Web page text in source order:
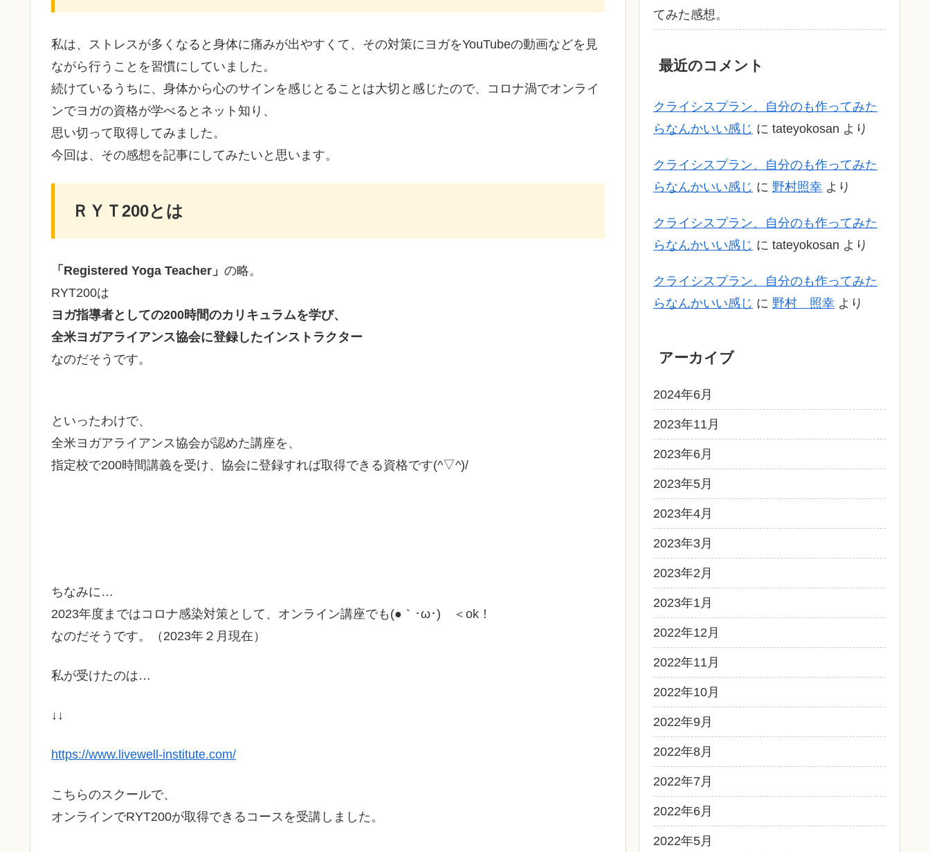
私は、ストレスが多くなると身体に痛みが出やすくて、その対策にヨガをYouTubeの動画などを見
ながら行うことを習慣にしていました。
続けているうちに、身体から心のサインを感じとることは大切と感じたので、コロナ渦でオンライ
ンでヨガの資格が学べるとネット知り、
思い切って取得してみました。
今回は、その感想を記事にしてみたいと思います。
ＲＹＴ200とは
「Registered Yoga Teacher」 の略。
RYT200は
ヨガ指導者としての200時間のカリキュラムを学び、
全米ヨガアライアンス協会に登録したインストラクター
なのだそうです。
といったわけで、
全米ヨガアライアンス協会が認めた講座を、
指定校で200時間講義を受け、協会に登録すれば取得できる資格です(^▽^)/
ちなみに…
2023年度まではコロナ感染対策として、オンライン講座でも(●｀･ω･)ゞ＜ok！
なのだそうです。（2023年２月現在）
私が受けたのは…
↓↓
https://www.livewell-institute.com/
こちらのスクールで、
オンラインでRYT200が取得できるコースを受講しました。
てみた感想。
最近のコメント
クライシスプラン、自分のも作ってみた
らなんかいい感じ に tateyokosan より
クライシスプラン、自分のも作ってみた
らなんかいい感じ に 野村照幸 より
クライシスプラン、自分のも作ってみた
らなんかいい感じ に tateyokosan より
クライシスプラン、自分のも作ってみた
らなんかいい感じ に 野村 照幸 より
アーカイブ
2024年6月
2023年11月
2023年6月
2023年5月
2023年4月
2023年3月
2023年2月
2023年1月
2022年12月
2022年11月
2022年10月
2022年9月
2022年8月
2022年7月
2022年6月
2022年5月